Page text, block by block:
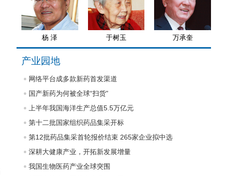
杨 泽 于树玉 万承奎
产业园地
网络平台成多款新药首发渠道
国产新药为何被全球“扫货”
上半年我国海洋生产总值5.5万亿元
第十二批国家组织药品集采开标
第12批药品集采首轮报价结束 265家企业拟中选
深耕大健康产业，开拓新发展增量
我国生物医药产业全球突围